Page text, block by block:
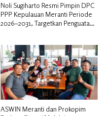
Noli Sugiharto Resmi Pimpin DPC
PPP Kepulauan Meranti Periode
2026–2031, Targetkan Penguatan
ASWIN Meranti dan Prokopim